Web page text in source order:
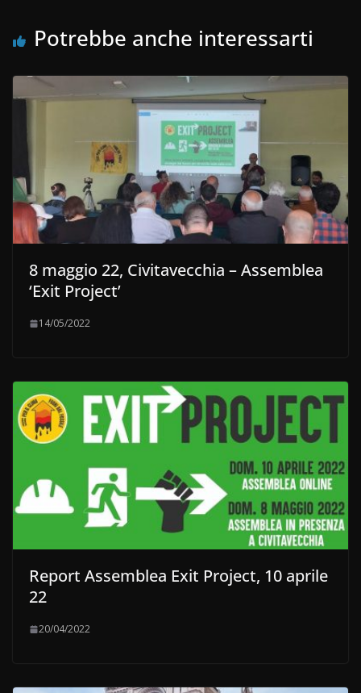
Potrebbe anche interessarti
8 maggio 22, Civitavecchia – Assemblea
‘Exit Project’
14/05/2022
Report Assemblea Exit Project, 10 aprile
22
20/04/2022